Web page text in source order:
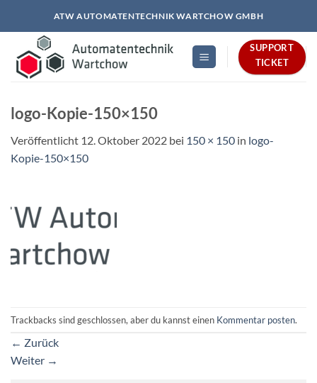
springen
ATW AUTOMATENTECHNIK WARTCHOW GMBH
SUPPORT
TICKET
logo-Kopie-150×150
Veröffentlicht 12. Oktober 2022 bei 150 × 150 in logo-
Kopie-150×150
Trackbacks sind geschlossen, aber du kannst einen Kommentar posten.
← Zurück
Weiter →